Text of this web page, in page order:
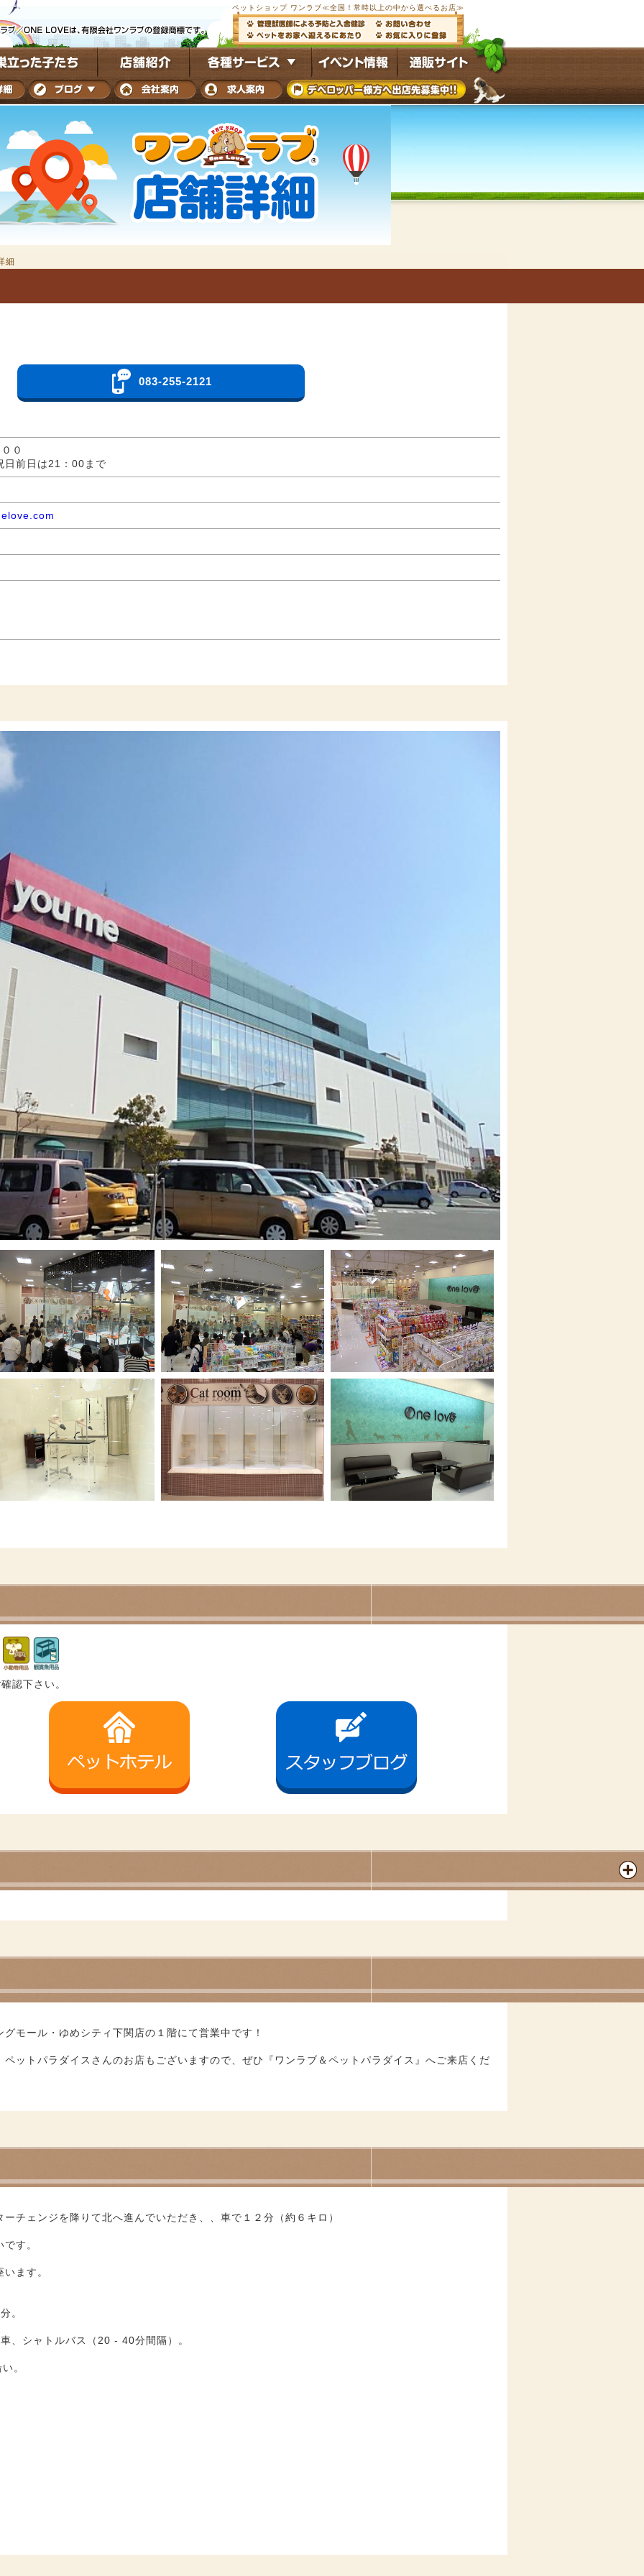
ペットショップ ワンラブ≪全国！常時以上の中から選べるお店≫
細
083-255-2121
０
日前日は21：00まで
認下さい。
グモール・ゆめシティ下関店の１階にて営業中です！
ットパラダイスさんのお店もございますので、ぜひ『ワンラブ＆ペットパラダイス』へご来店くだ
チェンジを降りて北へ進んでいただき、、車で１２分（約６キロ）
す。
ます。
。
、シャトルバス（20 - 40分間隔）。
。